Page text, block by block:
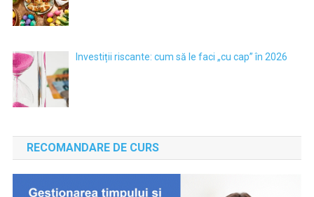
Investiții riscante: cum să le faci „cu cap” în 2026
RECOMANDARE DE CURS